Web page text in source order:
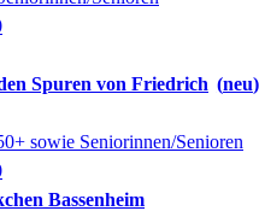
Spuren von Friedrich
neu
sowie Seniorinnen/Senioren
Bassenheim